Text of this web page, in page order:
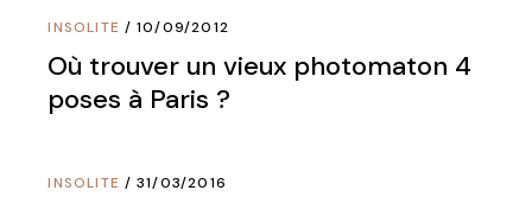
INSOLITE 10/09/2012
Où trouver un vieux photomaton 4
poses à Paris ?
INSOLITE 31/03/2016